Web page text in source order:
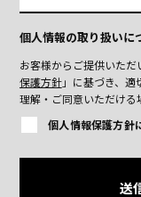
個人情報の取り扱いに
お客様からご提供いた
保護方針」に基づき、適
理解・ご同意いただける
個人情報保護方針